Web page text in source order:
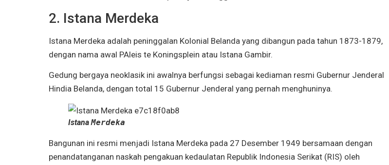
2. Istana Merdeka
Istana Merdeka adalah peninggalan Kolonial Belanda yang dibangun pada tahun 1873-1879,
dengan nama awal PAleis te Koningsplein atau Istana Gambir.
Gedung bergaya neoklasik ini awalnya berfungsi sebagai kediaman resmi Gubernur Jenderal
Hindia Belanda, dengan total 15 Gubernur Jenderal yang pernah menghuninya.
Istana Merdeka
Bangunan ini resmi menjadi Istana Merdeka pada 27 Desember 1949 bersamaan dengan
penandatanganan naskah pengakuan kedaulatan Republik Indonesia Serikat (RIS) oleh